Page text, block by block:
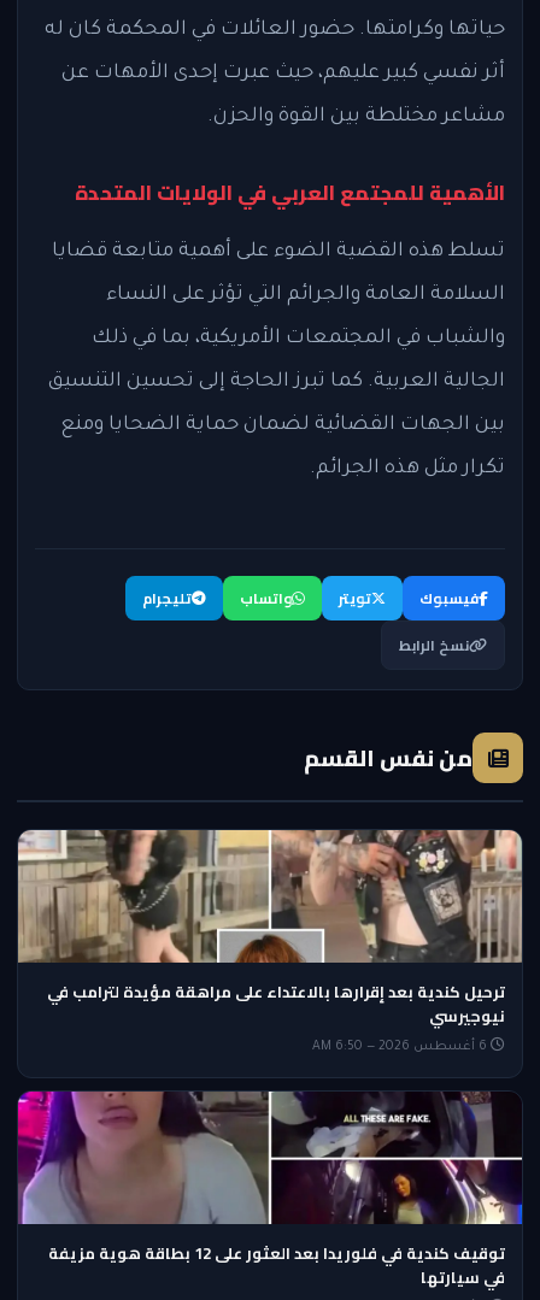
حياتها وكرامتها. حضور العائلات في المحكمة كان له
أثر نفسي كبير عليهم، حيث عبرت إحدى الأمهات عن
مشاعر مختلطة بين القوة والحزن.
الأهمية للمجتمع العربي في الولايات المتحدة
تسلط هذه القضية الضوء على أهمية متابعة قضايا
السلامة العامة والجرائم التي تؤثر على النساء
والشباب في المجتمعات الأمريكية، بما في ذلك
الجالية العربية. كما تبرز الحاجة إلى تحسين التنسيق
بين الجهات القضائية لضمان حماية الضحايا ومنع
تكرار مثل هذه الجرائم.
فيسبوك تويتر واتساب
تليجرام
نسخ الرابط
من نفس القسم
ترحيل كندية بعد إقرارها بالاعتداء على مراهقة مؤيدة لترامب في
نيوجيرسي
توقيف كندية في فلوريدا بعد العثور على 12 بطاقة هوية مزيفة
في سيارتها